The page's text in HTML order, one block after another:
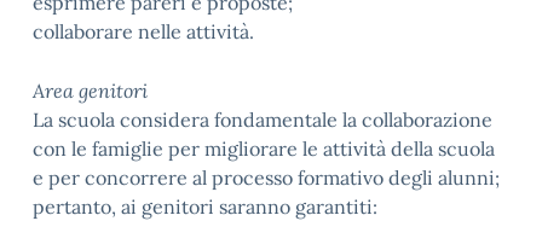
collaborare nelle attività.
Area genitori
La scuola considera fondamentale la collaborazione
con le famiglie per migliorare le attività della scuola
e per concorrere al processo formativo degli alunni;
pertanto, ai genitori saranno garantiti: